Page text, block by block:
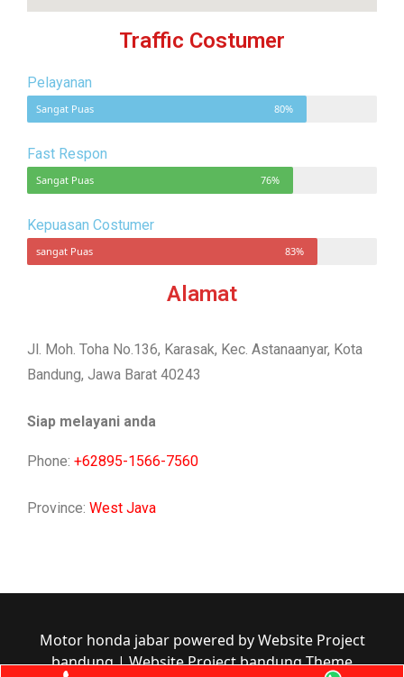
Traffic Costumer
Pelayanan
Sangat Puas 80%
Fast Respon
Sangat Puas 76%
Kepuasan Costumer
sangat Puas 83%
Alamat
Jl. Moh. Toha No.136, Karasak, Kec. Astanaanyar, Kota
Bandung, Jawa Barat 40243
Siap melayani anda
Phone: +62895-1566-7560
Province: West Java
Motor honda jabar powered by Website Project
bandung|Website Project bandung Theme